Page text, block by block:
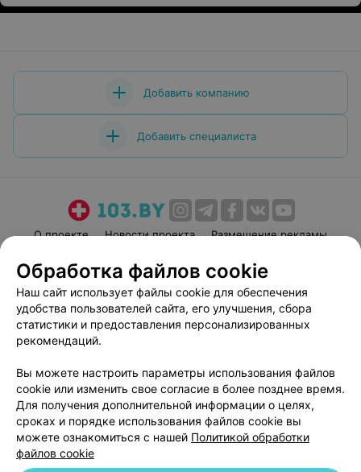
Добавить компанию
Добавить специалиста
О проекте Новости проекта
Размещение рекламы
Пользовательское соглашение
Способы оплаты
Вакансии
Партнеры
Написать руководителю 103.by
Персональные настройки cookie
Обработка персональных данных
Обработка файлов cookie
Наш сайт использует файлы cookie для обеспечения
удобства пользователей сайта, его улучшения, сбора
статистики и предоставления персонализированных
рекомендаций.
Вы можете настроить параметры использования файлов
cookie или изменить свое согласие в более позднее время.
Для получения дополнительной информации о целях,
сроках и порядке использования файлов cookie вы
можете ознакомиться с нашей Политикой обработки
файлов cookie